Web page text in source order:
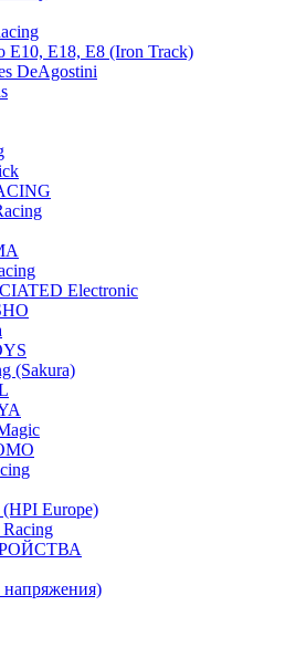
E10, E18, E8 (Iron Track)
DeAgostini
Electronic
(Sakura)
(HPI Europe)
Racing
напряжения)